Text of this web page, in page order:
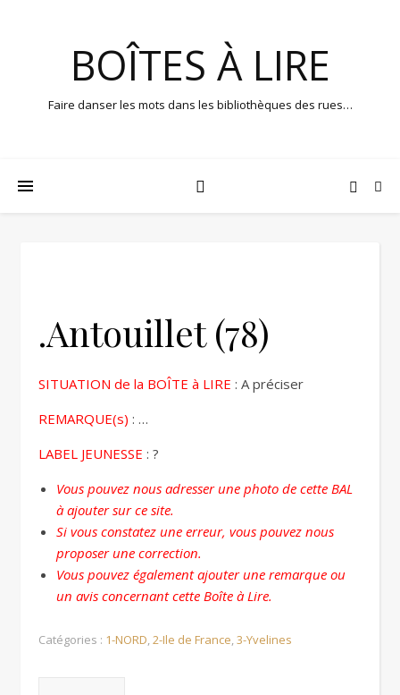
BOÎTES À LIRE
Faire danser les mots dans les bibliothèques des rues…
.Antouillet (78)
SITUATION de la BOÎTE à LIRE : A préciser
REMARQUE(s) : …
LABEL JEUNESSE : ?
Vous pouvez nous adresser une photo de cette BAL
à ajouter sur ce site.
Si vous constatez une erreur, vous pouvez nous
proposer une correction.
Vous pouvez également ajouter une remarque ou
un avis concernant cette Boîte à Lire.
Catégories : 1-NORD,2-Ile de France,3-Yvelines